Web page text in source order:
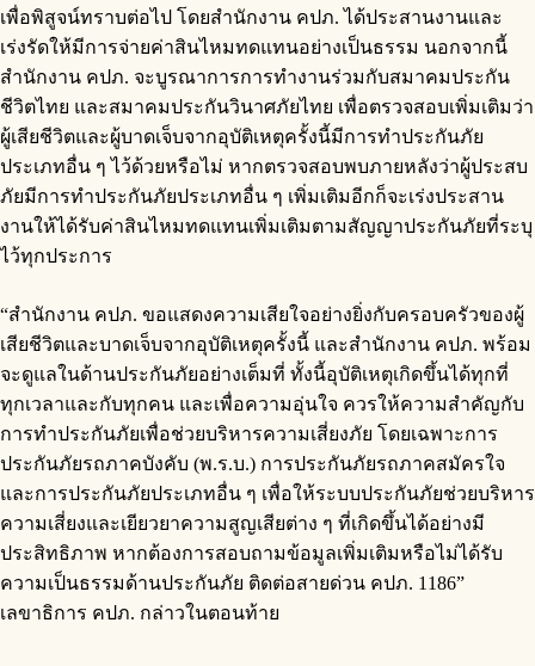
เพื่อพิสูจน์ทราบต่อไป โดยสำนักงาน คปภ. ได้ประสานงานและ
เร่งรัดให้มีการจ่ายค่าสินไหมทดแทนอย่างเป็นธรรม นอกจากนี้
สำนักงาน คปภ. จะบูรณาการการทำงานร่วมกับสมาคมประกัน
ชีวิตไทย และสมาคมประกันวินาศภัยไทย เพื่อตรวจสอบเพิ่มเติมว่า
ผู้เสียชีวิตและผู้บาดเจ็บจากอุบัติเหตุครั้งนี้มีการทำประกันภัย
ประเภทอื่น ๆ ไว้ด้วยหรือไม่ หากตรวจสอบพบภายหลังว่าผู้ประสบ
ภัยมีการทำประกันภัยประเภทอื่น ๆ เพิ่มเติมอีกก็จะเร่งประสาน
งานให้ได้รับค่าสินไหมทดแทนเพิ่มเติมตามสัญญาประกันภัยที่ระบุ
ไว้ทุกประการ
“สำนักงาน คปภ. ขอแสดงความเสียใจอย่างยิ่งกับครอบครัวของผู้
เสียชีวิตและบาดเจ็บจากอุบัติเหตุครั้งนี้ และสำนักงาน คปภ. พร้อม
จะดูแลในด้านประกันภัยอย่างเต็มที่ ทั้งนี้อุบัติเหตุเกิดขึ้นได้ทุกที่
ทุกเวลาและกับทุกคน และเพื่อความอุ่นใจ ควรให้ความสำคัญกับ
การทำประกันภัยเพื่อช่วยบริหารความเสี่ยงภัย โดยเฉพาะการ
ประกันภัยรถภาคบังคับ (พ.ร.บ.) การประกันภัยรถภาคสมัครใจ
และการประกันภัยประเภทอื่น ๆ เพื่อให้ระบบประกันภัยช่วยบริหาร
ความเสี่ยงและเยียวยาความสูญเสียต่าง ๆ ที่เกิดขึ้นได้อย่างมี
ประสิทธิภาพ หากต้องการสอบถามข้อมูลเพิ่มเติมหรือไม่ได้รับ
ความเป็นธรรมด้านประกันภัย ติดต่อสายด่วน คปภ. 1186”
เลขาธิการ คปภ. กล่าวในตอนท้าย